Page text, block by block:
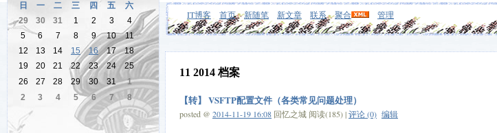
IT博客 首页 新随笔 新文章 联系 聚合 管理
日
一 二 三 四 五
六
29
30 31 1 2 3
4
5
6 7 8 9 10
11
12
13 14 15 16 17
18
19
20 21 22 23 24
25
26
27 28 29 30 31
1
2
3 4 5 6 7 8
11 2014 档案
【转】 VSFTP配置文件（各类常见问题处理）
posted @ 2014-11-19 16:08 回忆之城 阅读(185) |评论 (0) 编辑